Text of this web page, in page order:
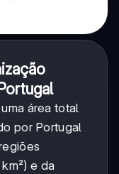
área total
por Portugal
e da